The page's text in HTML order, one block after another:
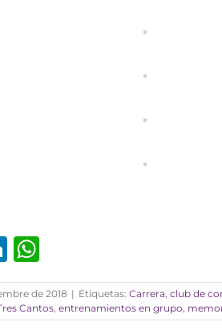
LinkedIn
de 2018 | Etiquetas: Carrera club de
Cantos entrenamientos en grupo